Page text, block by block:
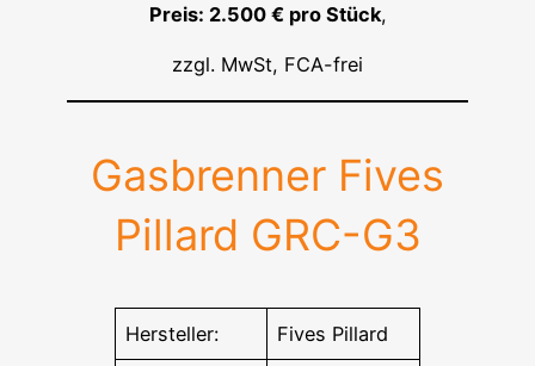
Preis: 2.500 € pro Stück,
zzgl. MwSt, FCA-frei
Gasbrenner Fives
Pillard GRC-G3
Hersteller: Fives Pillard